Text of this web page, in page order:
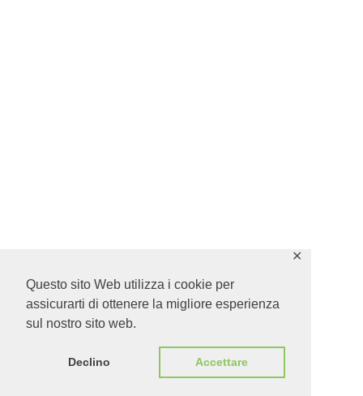
Questo sito Web utilizza i cookie per
assicurarti di ottenere la migliore esperienza
sul nostro sito web.
Declino Accettare
✕